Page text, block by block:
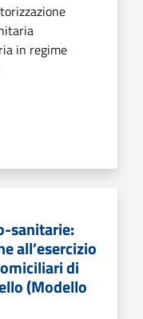
in regime
sanitarie:
all’esercizio
di
(Modello